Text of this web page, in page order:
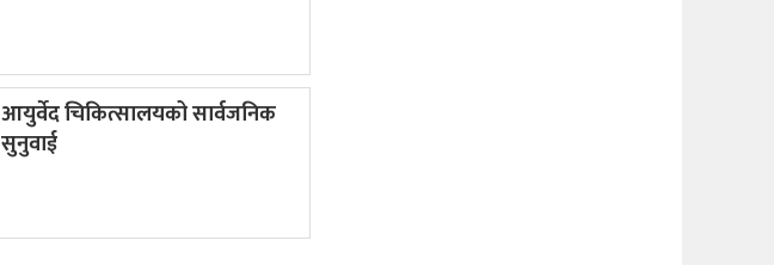
आयुर्वेद चिकित्सालयको सार्वजनिक
सुनुवाई